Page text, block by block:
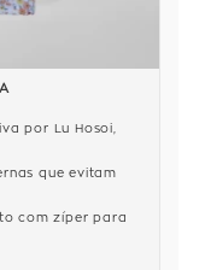
por Lu Hosoi,
que evitam
com zíper para